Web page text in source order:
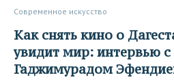
Современное искусство
Как снять кино о Дагестане, которое
увидит мир: интервью
Гаджимурадом